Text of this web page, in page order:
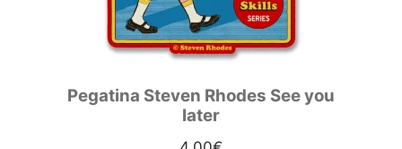
Pegatina Steven Rhodes See you
later